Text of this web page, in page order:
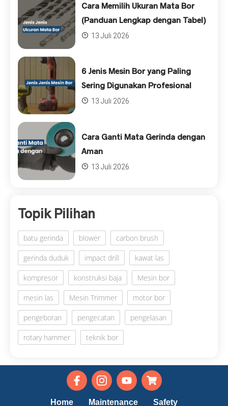
Cara Memilih Ukuran Mata Bor
(Panduan Lengkap dengan Tabel)
13 Juli 2026
6 Jenis Mesin Bor yang Paling
Sering Digunakan Profesional
13 Juli 2026
Cara Ganti Mata Gerinda dengan
Aman
13 Juli 2026
Topik Pilihan
batu gerinda blower carbon brush
gerinda duduk impact drill kawat las
kompresor konstruksi baja Mesin bor
mesin las Mesin Trimmer motor bor
pengeboran pengecatan pengelasan
rotary hammer teknik bor
Home Maintenance Safety